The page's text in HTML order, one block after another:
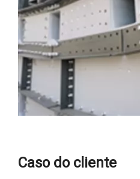
Caso do cliente